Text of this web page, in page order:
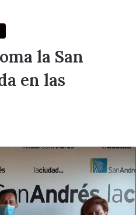
la San
en las